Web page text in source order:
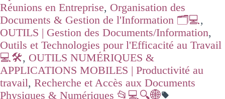
Réunions en Entreprise, Organisation des
Documents & Gestion de l'Information 🗂️💻,
OUTILS | Gestion des Documents/Information,
Outils et Technologies pour l'Efficacité au Travail
💻🛠️, OUTILS NUMÉRIQUES &
APPLICATIONS MOBILES | Productivité au
travail, Recherche et Accès aux Documents
Physiques & Numériques 📂💻🔍🌐